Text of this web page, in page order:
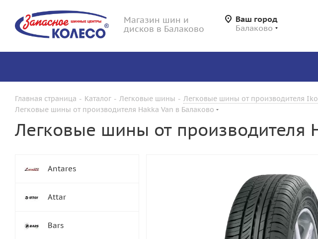
Магазин шин и
дисков в Балаково
Ваш город
Балаково
Главная страница - Каталог - Легковые шины - Легковые шины от производителя
Легковые шины от производителя Hakka Van в Балаково
Легковые шины от производителя
Antares
Attar
Bars